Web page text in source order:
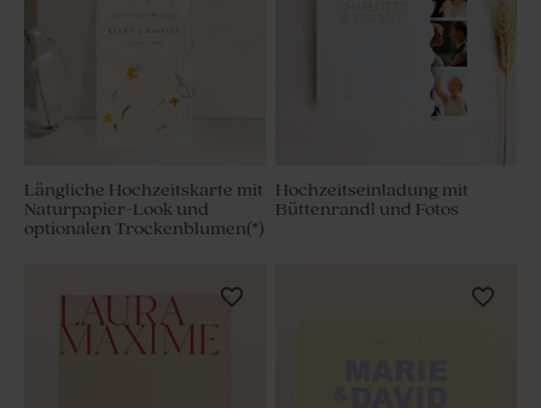
Längliche Hochzeitskarte mit
Naturpapier-Look und
optionalen Trockenblumen(*)
Hochzeitseinladung mit
Büttenrandl und Fotos